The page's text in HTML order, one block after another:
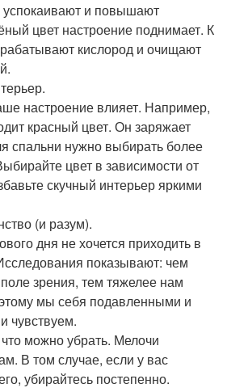
и повышают
цвет настроение поднимает. К
кислород и очищают
настроение влияет. Например,
красный цвет. Он заряжает
спальни нужно выбирать более
цвет в зависимости от
скучный интерьер яркими
(и разум).
дня не хочется приходить в
показывают: чем
зрения, тем тяжелее нам
мы себя подавленными и
чувствуем.
можно убрать. Мелочи
В том случае, если у вас
убирайтесь постепенно.